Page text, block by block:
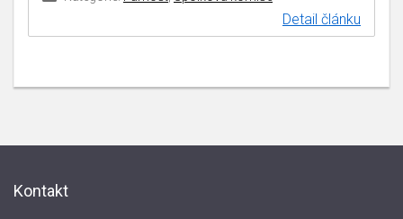
Detail článku
Kontakt